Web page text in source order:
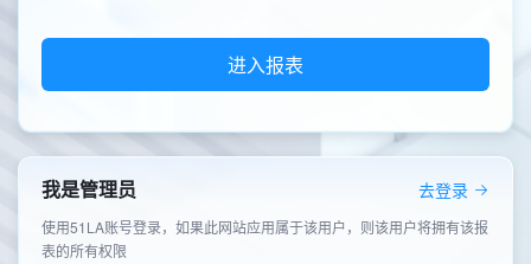
我是管理员 去登录
使用51LA账号登录，如果此网站应用属于该用户，则该用户将拥有该报
表的所有权限
进入报表